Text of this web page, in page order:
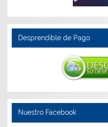
Desprendible de Pago
Nuestro Facebook